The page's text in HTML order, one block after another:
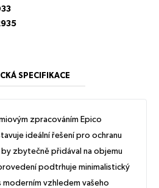
SPECIFIKACE
zpracováním Epico
ideální řešení pro ochranu
zbytečně přidával na objemu
podtrhuje minimalistický
moderním vzhledem vašeho